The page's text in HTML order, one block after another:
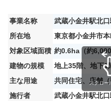
事業名称
武蔵小金井駅北
所在地
東京都小金井市
対象区域面積 約0.6ha（約6,000
建物の規模
地上35階、地下1
主な用途
共同住宅、店舗
施行者
武蔵小金井駅北
スクロー